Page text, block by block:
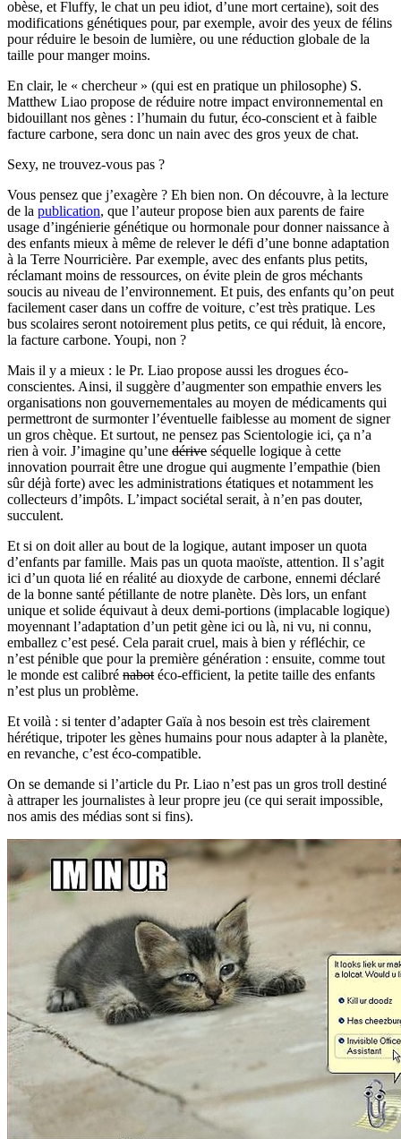
obèse, et Fluffy, le chat un peu idiot, d’une mort certaine), soit des
modifications génétiques pour, par exemple, avoir des yeux de félins
pour réduire le besoin de lumière, ou une réduction globale de la
taille pour manger moins.
En clair, le « chercheur » (qui est en pratique un philosophe) S.
Matthew Liao propose de réduire notre impact environnemental en
bidouillant nos gènes : l’humain du futur, éco-conscient et à faible
facture carbone, sera donc un nain avec des gros yeux de chat.
Sexy, ne trouvez-vous pas ?
Vous pensez que j’exagère ? Eh bien non. On découvre, à la lecture
de la publication, que l’auteur propose bien aux parents de faire
usage d’ingénierie génétique ou hormonale pour donner naissance à
des enfants mieux à même de relever le défi d’une bonne adaptation
à la Terre Nourricière. Par exemple, avec des enfants plus petits,
réclamant moins de ressources, on évite plein de gros méchants
soucis au niveau de l’environnement. Et puis, des enfants qu’on peut
facilement caser dans un coffre de voiture, c’est très pratique. Les
bus scolaires seront notoirement plus petits, ce qui réduit, là encore,
la facture carbone. Youpi, non ?
Mais il y a mieux : le Pr. Liao propose aussi les drogues éco-
conscientes. Ainsi, il suggère d’augmenter son empathie envers les
organisations non gouvernementales au moyen de médicaments qui
permettront de surmonter l’éventuelle faiblesse au moment de signer
un gros chèque. Et surtout, ne pensez pas Scientologie ici, ça n’a
rien à voir. J’imagine qu’une dérive séquelle logique à cette
innovation pourrait être une drogue qui augmente l’empathie (bien
sûr déjà forte) avec les administrations étatiques et notamment les
collecteurs d’impôts. L’impact sociétal serait, à n’en pas douter,
succulent.
Et si on doit aller au bout de la logique, autant imposer un quota
d’enfants par famille. Mais pas un quota maoïste, attention. Il s’agit
ici d’un quota lié en réalité au dioxyde de carbone, ennemi déclaré
de la bonne santé pétillante de notre planète. Dès lors, un enfant
unique et solide équivaut à deux demi-portions (implacable logique)
moyennant l’adaptation d’un petit gène ici ou là, ni vu, ni connu,
emballez c’est pesé. Cela parait cruel, mais à bien y réfléchir, ce
n’est pénible que pour la première génération : ensuite, comme tout
le monde est calibré nabot éco-efficient, la petite taille des enfants
n’est plus un problème.
Et voilà : si tenter d’adapter Gaïa à nos besoin est très clairement
hérétique, tripoter les gènes humains pour nous adapter à la planète,
en revanche, c’est éco-compatible.
On se demande si l’article du Pr. Liao n’est pas un gros troll destiné
à attraper les journalistes à leur propre jeu (ce qui serait impossible,
nos amis des médias sont si fins).